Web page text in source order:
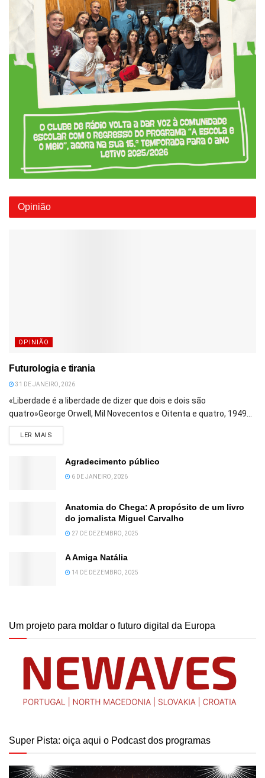
Opinião
OPINIÃO
Futurologia e tirania
31 DE JANEIRO, 2026
«Liberdade é a liberdade de dizer que dois e dois são
quatro»George Orwell, Mil Novecentos e Oitenta e quatro, 1949...
LER MAIS
Agradecimento público
6 DE JANEIRO, 2026
Anatomia do Chega: A propósito de um livro
do jornalista Miguel Carvalho
27 DE DEZEMBRO, 2025
A Amiga Natália
14 DE DEZEMBRO, 2025
Um projeto para moldar o futuro digital da Europa
Super Pista: oiça aqui o Podcast dos programas